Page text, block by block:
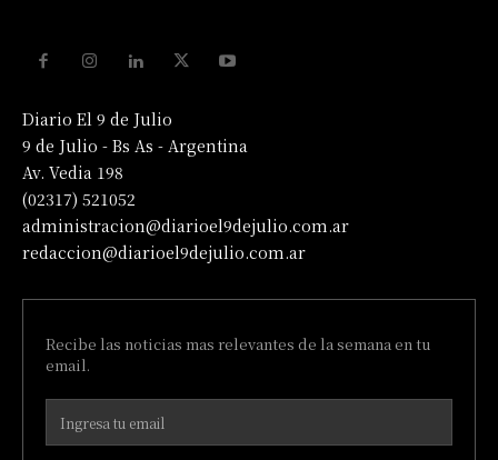
Diario El 9 de Julio
9 de Julio - Bs As - Argentina
Av. Vedia 198
(02317) 521052
administracion@diarioel9dejulio.com.ar
redaccion@diarioel9dejulio.com.ar
Recibe las noticias mas relevantes de la semana en tu
email.